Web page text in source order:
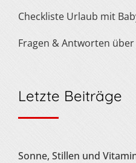
Checkliste Urlaub mit
Fragen & Antworten
Letzte Beiträge
Sonne, Stillen und